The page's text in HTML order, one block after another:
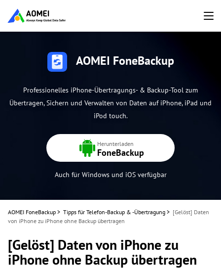
AOMEI FoneBackup
Professionelles iPhone-Übertragungs- & Backup-Tool zum
Übertragen, Sichern und Verwalten von Daten auf iPhone, iPad und
iPod touch.
Herunterladen
FoneBackup
Auch für Windows und iOS verfügbar
AOMEI FoneBackup > Tipps für Telefon-Backup & -Übertragung > [Gelöst] Daten
von iPhone zu iPhone ohne Backup übertragen
[Gelöst] Daten von iPhone zu
iPhone ohne Backup übertragen